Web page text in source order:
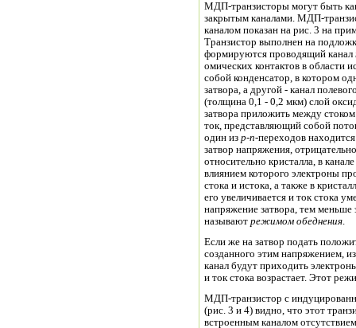
МДП-транзисторы могут быть
закрытым каналами. МДП-
каналом показан на рис. 3 на
Транзистор выполнен на
формируются проводящий канал
омических контактов в области
собой конденсатор, в котором
затвора, а другой - канал
(толщина 0,1 - 0,2 мкм) слой
затвора приложить между
ток, представляющий собой
один из p-n-переходов
затвор напряжения,
относительно кристалла, в
влиянием которого электроны
стока и истока, а также в
его увеличивается и ток стока
напряжение затвора, тем
называют режимом обеднения.
Если же на затвор подать
созданного этим напряжением, из
канал будут приходить
и ток стока возрастает. Этот
МДП-транзистор с
(рис. 3 и 4) видно, что этот
встроенным каналом